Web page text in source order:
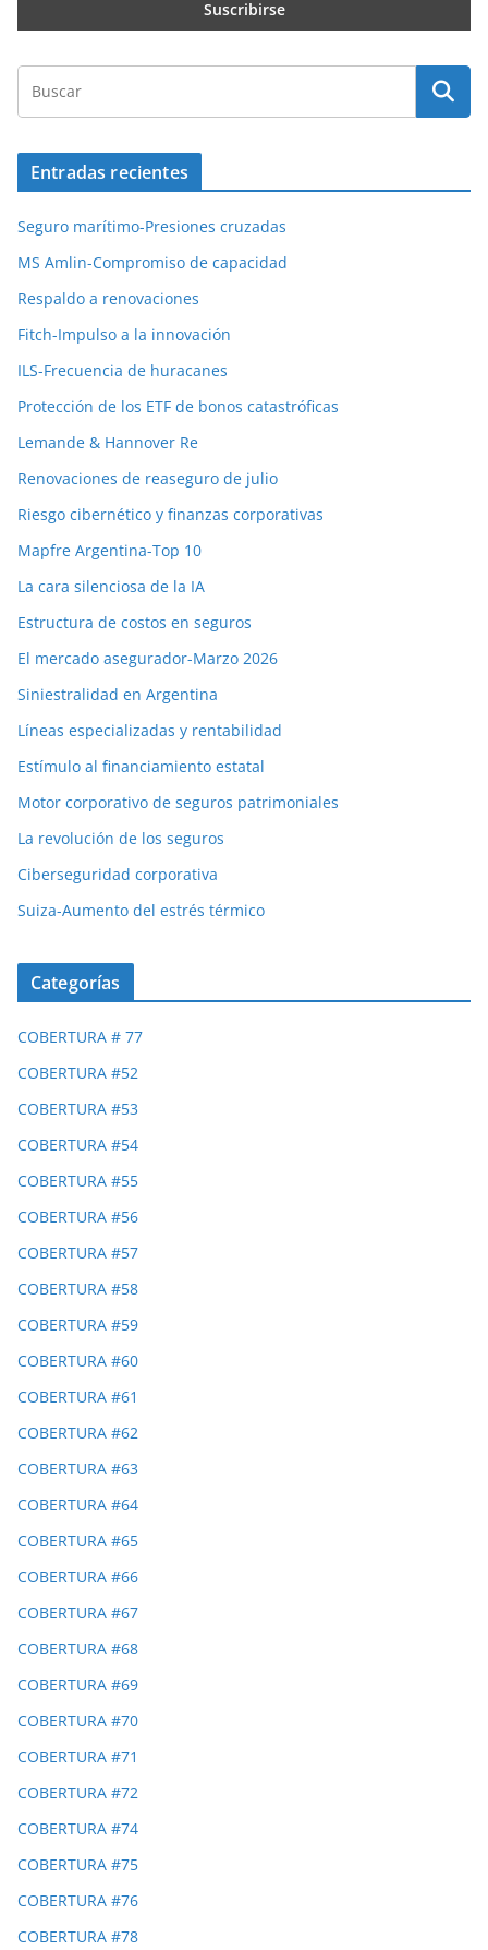
Entradas recientes
Seguro marítimo-Presiones cruzadas
MS Amlin-Compromiso de capacidad
Respaldo a renovaciones
Fitch-Impulso a la innovación
ILS-Frecuencia de huracanes
Protección de los ETF de bonos catastróficas
Lemande & Hannover Re
Renovaciones de reaseguro de julio
Riesgo cibernético y finanzas corporativas
Mapfre Argentina-Top 10
La cara silenciosa de la IA
Estructura de costos en seguros
El mercado asegurador-Marzo 2026
Siniestralidad en Argentina
Líneas especializadas y rentabilidad
Estímulo al financiamiento estatal
Motor corporativo de seguros patrimoniales
La revolución de los seguros
Ciberseguridad corporativa
Suiza-Aumento del estrés térmico
Categorías
COBERTURA # 77
COBERTURA #52
COBERTURA #53
COBERTURA #54
COBERTURA #55
COBERTURA #56
COBERTURA #57
COBERTURA #58
COBERTURA #59
COBERTURA #60
COBERTURA #61
COBERTURA #62
COBERTURA #63
COBERTURA #64
COBERTURA #65
COBERTURA #66
COBERTURA #67
COBERTURA #68
COBERTURA #69
COBERTURA #70
COBERTURA #71
COBERTURA #72
COBERTURA #74
COBERTURA #75
COBERTURA #76
COBERTURA #78